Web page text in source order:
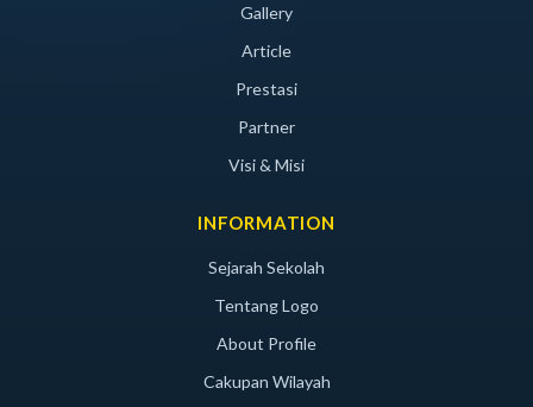
Gallery
Article
Prestasi
Partner
Visi & Misi
INFORMATION
Sejarah Sekolah
Tentang Logo
About Profile
Cakupan Wilayah